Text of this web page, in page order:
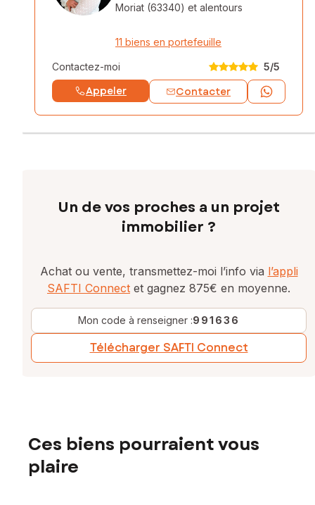
Moriat (63340) et alentours
11 biens en portefeuille
Contactez-moi 5/5
Appeler Contacter
Un de vos proches a un projet
immobilier ?
Achat ou vente, transmettez-moi l’info via l’appli
SAFTI Connect et gagnez 875€ en moyenne.
Mon code à renseigner :991636
Télécharger SAFTI Connect
Ces biens pourraient vous
plaire